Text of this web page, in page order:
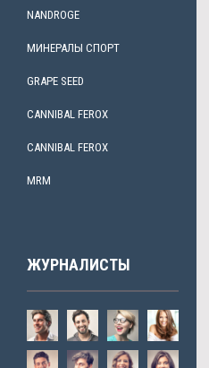
NANDROGE
МИНЕРАЛЫ СПОРТ
GRAPE SEED
CANNIBAL FEROX
CANNIBAL FEROX
MRM
ЖУРНАЛИСТЫ